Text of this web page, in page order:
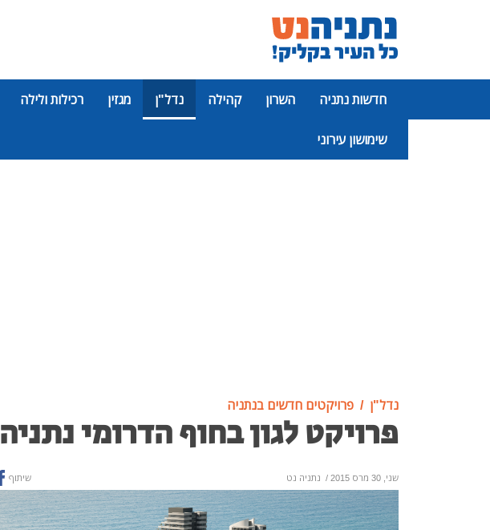
חדשות נתניה השרון קהילה נדל"ן מגזין רכילות ולילה
שימושון עירוני
נדל"ן פרויקטים חדשים בנתניה
פרויקט לגון בחוף הדרומי נתניה
שני, 30 מרס 2015 / נתניה נט שיתוף